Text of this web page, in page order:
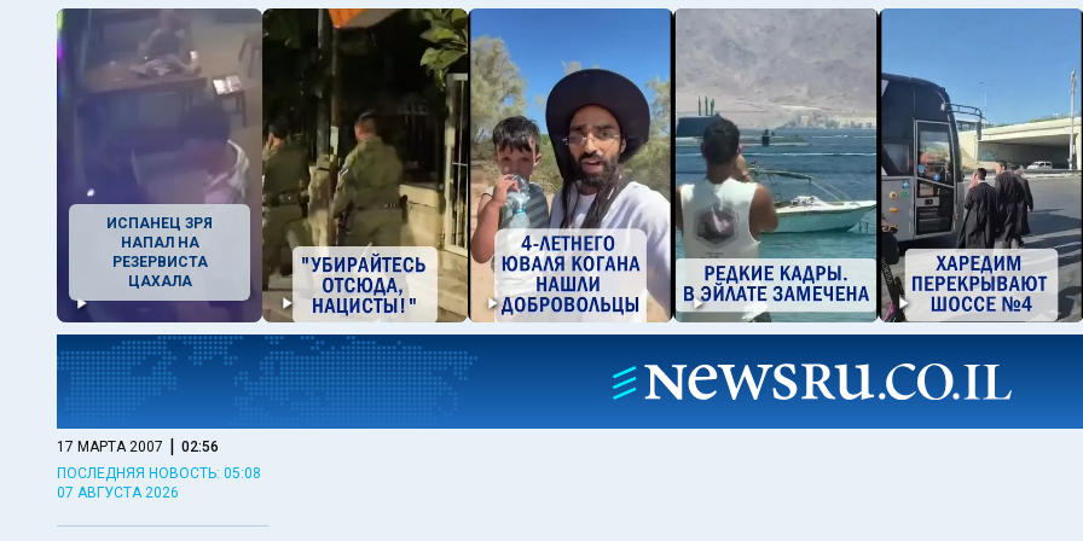
ИСПАНЕЦ ЗРЯ
НАПАЛ НА
РЕЗЕРВИСТА
ЦАХАЛА
17 МАРТА 2007 | 02:56
ПОСЛЕДНЯЯ НОВОСТЬ: 05:08
07 АВГУСТА 2026